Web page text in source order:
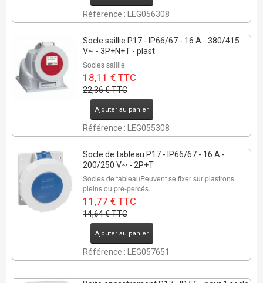
Référence : LEG056308
Socle saillie P17 - IP66/67 - 16 A - 380/415
V~ - 3P+N+T - plast
Socles saillie
18,11 € TTC
22,36 € TTC
Ajouter au panier
Référence : LEG055308
Socle de tableau P17 - IP66/67 - 16 A -
200/250 V~ - 2P+T
Socles de tableauPeuvent se fixer sur plastrons
pleins ou pré-percés...
11,77 € TTC
14,64 € TTC
Ajouter au panier
Référence : LEG057651